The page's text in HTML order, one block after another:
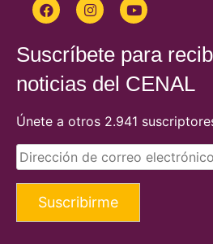
Suscríbete para
noticias del CENAL
Únete a otros 2.941
Suscribirme